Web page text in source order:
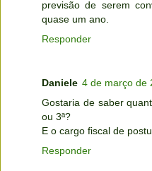
previsão de serem
quase um ano.
Responder
Daniele 4 de março de
Gostaria de saber
ou 3ª?
E o cargo fiscal de
Responder